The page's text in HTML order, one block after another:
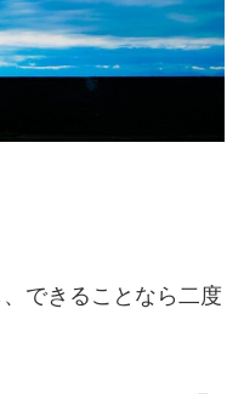
できることなら二度